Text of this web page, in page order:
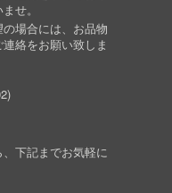
せ。
場合には、お品物
絡をお願い致しま
)
下記までお気軽に